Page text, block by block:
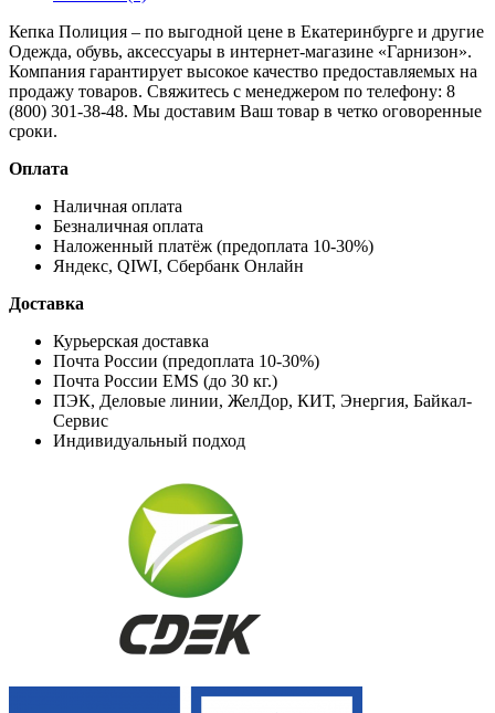
Кепка Полиция – по выгодной цене в Екатеринбурге и другие
Одежда, обувь, аксессуары в интернет-магазине «Гарнизон».
Компания гарантирует высокое качество предоставляемых на
продажу товаров. Свяжитесь с менеджером по телефону: 8
(800) 301-38-48. Мы доставим Ваш товар в четко оговоренные
сроки.
Оплата
Наличная оплата
Безналичная оплата
Наложенный платёж (предоплата 10-30%)
Яндекс, QIWI, Сбербанк Онлайн
Доставка
Курьерская доставка
Почта России (предоплата 10-30%)
Почта России EMS (до 30 кг.)
ПЭК, Деловые линии, ЖелДор, КИТ, Энергия, Байкал-
Сервис
Индивидуальный подход